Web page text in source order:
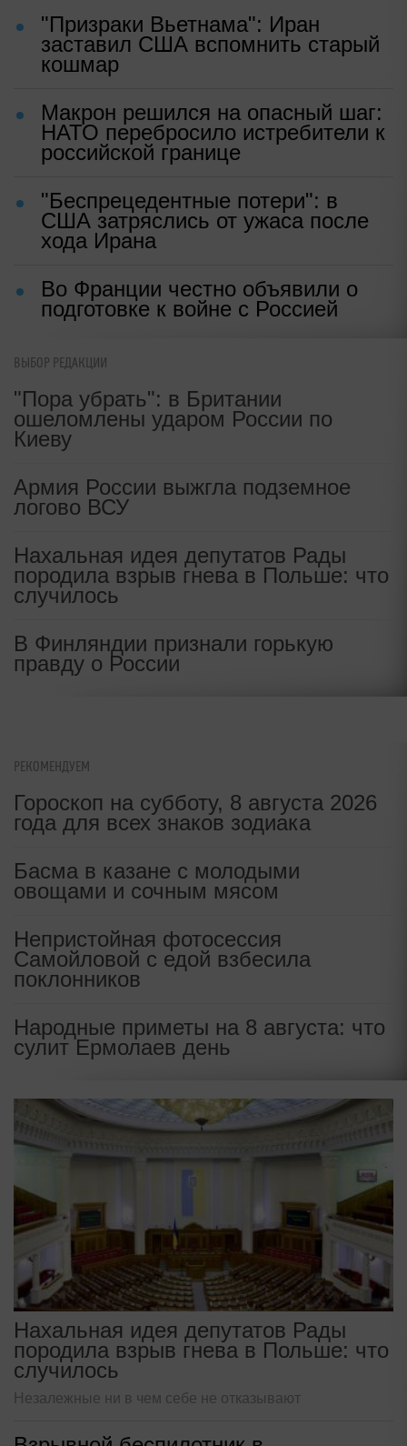
"Призраки Вьетнама": Иран
заставил США вспомнить старый
кошмар
Макрон решился на опасный шаг:
НАТО перебросило истребители к
российской границе
"Беспрецедентные потери": в
США затряслись от ужаса после
хода Ирана
Во Франции честно объявили о
подготовке к войне с Россией
ВЫБОР РЕДАКЦИИ
"Пора убрать": в Британии
ошеломлены ударом России по
Киеву
Армия России выжгла подземное
логово ВСУ
Нахальная идея депутатов Рады
породила взрыв гнева в Польше: что
случилось
В Финляндии признали горькую
правду о России
РЕКОМЕНДУЕМ
Гороскоп на субботу, 8 августа 2026
года для всех знаков зодиака
Басма в казане с молодыми
овощами и сочным мясом
Непристойная фотосессия
Самойловой с едой взбесила
поклонников
Народные приметы на 8 августа: что
сулит Ермолаев день
Нахальная идея депутатов Рады
породила взрыв гнева в Польше: что
случилось
Незалежные ни в чем себе не отказывают